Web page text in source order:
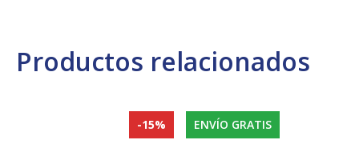
Productos relacionados
-15% ENVÍO GRATIS